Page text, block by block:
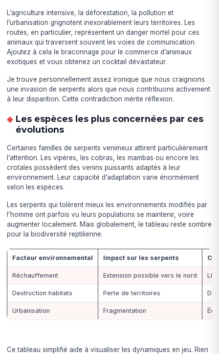
L’agriculture intensive, la déforestation, la pollution et
l’urbanisation grignotent inexorablement leurs territoires. Les
routes, en particulier, représentent un danger mortel pour ces
animaux qui traversent souvent les voies de communication.
Ajoutez à cela le braconnage pour le commerce d’animaux
exotiques et vous obtenez un cocktail dévastateur.
Je trouve personnellement assez ironique que nous craignions
une invasion de serpents alors que nous contribuons activement
à leur disparition. Cette contradiction mérite réflexion.
Les espèces les plus concernées par ces
évolutions
Certaines familles de serpents venimeux attirent particulièrement
l’attention. Les vipères, les cobras, les mambas ou encore les
crotales possèdent des venins puissants adaptés à leur
environnement. Leur capacité d’adaptation varie énormément
selon les espèces.
Les serpents qui tolèrent mieux les environnements modifiés par
l’homme ont parfois vu leurs populations se maintenir, voire
augmenter localement. Mais globalement, le tableau reste sombre
pour la biodiversité reptilienne.
Facteur environnemental Impact sur les serpents
Réchauffement Extension possible vers le nord
Destruction habitats Perte de territoires
Urbanisation Fragmentation
Ce tableau simplifié aide à visualiser les dynamiques en jeu. Rien